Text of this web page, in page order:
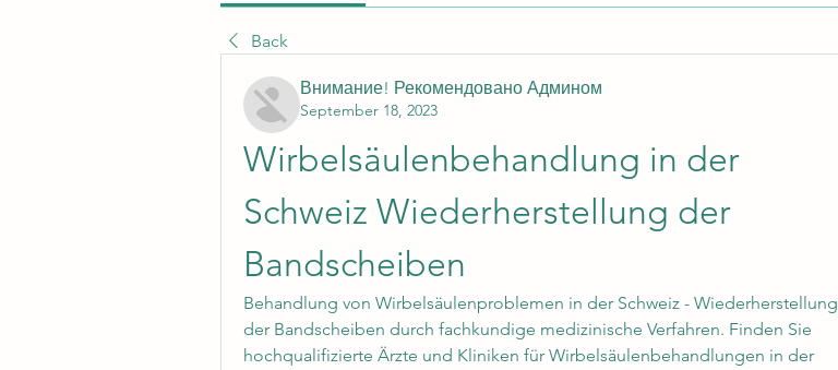
Back
Внимание! Рекомендовано Админом
September 18, 2023
Wirbelsäulenbehandlung in der
Schweiz Wiederherstellung der
Bandscheiben
Behandlung von Wirbelsäulenproblemen in der Schweiz - Wiederherstellung
der Bandscheiben durch fachkundige medizinische Verfahren. Finden Sie
hochqualifizierte Ärzte und Kliniken für Wirbelsäulenbehandlungen in der